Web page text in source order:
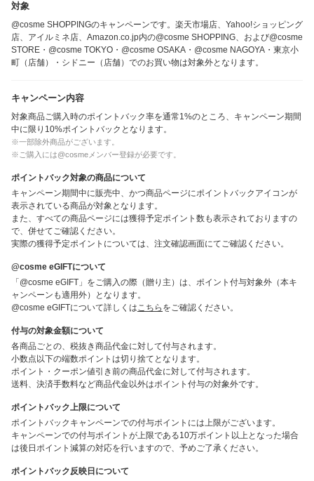
対象
@cosme SHOPPINGのキャンペーンです。楽天市場店、Yahoo!ショッピング
店、アイルミネ店、Amazon.co.jp内の@cosme SHOPPING、および@cosme
STORE・@cosme TOKYO・@cosme OSAKA・@cosme NAGOYA・東京小
町（店舗）・シドニー（店舗）でのお買い物は対象外となります。
キャンペーン内容
対象商品ご購入時のポイントバック率を通常1%のところ、キャンペーン期間
中に限り10%ポイントバックとなります。
※一部除外商品がございます。
※ご購入には@cosmeメンバー登録が必要です。
ポイントバック対象の商品について
キャンペーン期間中に販売中、かつ商品ページにポイントバックアイコンが
表示されている商品が対象となります。
また、すべての商品ページには獲得予定ポイント数も表示されておりますの
で、併せてご確認ください。
実際の獲得予定ポイントについては、注文確認画面にてご確認ください。
@cosme eGIFTについて
「@cosme eGIFT」をご購入の際（贈り主）は、ポイント付与対象外（本キ
ャンペーンも適用外）となります。
@cosme eGIFTについて詳しくはこちら をご確認ください。
付与の対象金額について
各商品ごとの、税抜き商品代金に対して付与されます。
小数点以下の端数ポイントは切り捨てとなります。
ポイント・クーポン値引き前の商品代金に対して付与されます。
送料、決済手数料など商品代金以外はポイント付与の対象外です。
ポイントバック上限について
ポイントバックキャンペーンでの付与ポイントには上限がございます。
キャンペーンでの付与ポイントが上限である10万ポイント以上となった場合
は後日ポイント減算の対応を行いますので、予めご了承ください。
ポイントバック反映日について